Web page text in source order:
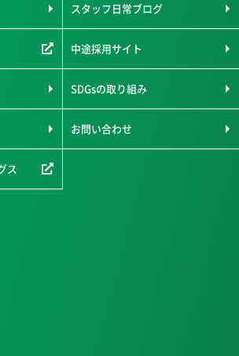
スタッフ日常ブログ
中途採用サイト
SDGsの取り組み
お問い合わせ
ス